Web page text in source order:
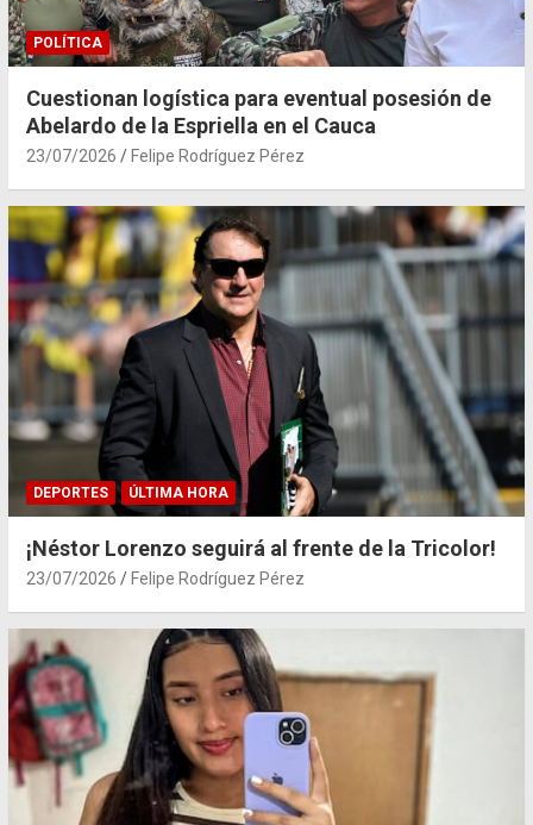
POLÍTICA
Cuestionan logística para eventual posesión de
Abelardo de la Espriella en el Cauca
23/07/2026 Felipe Rodríguez Pérez
DEPORTES ÚLTIMA HORA
¡Néstor Lorenzo seguirá al frente de la Tricolor!
23/07/2026 Felipe Rodríguez Pérez